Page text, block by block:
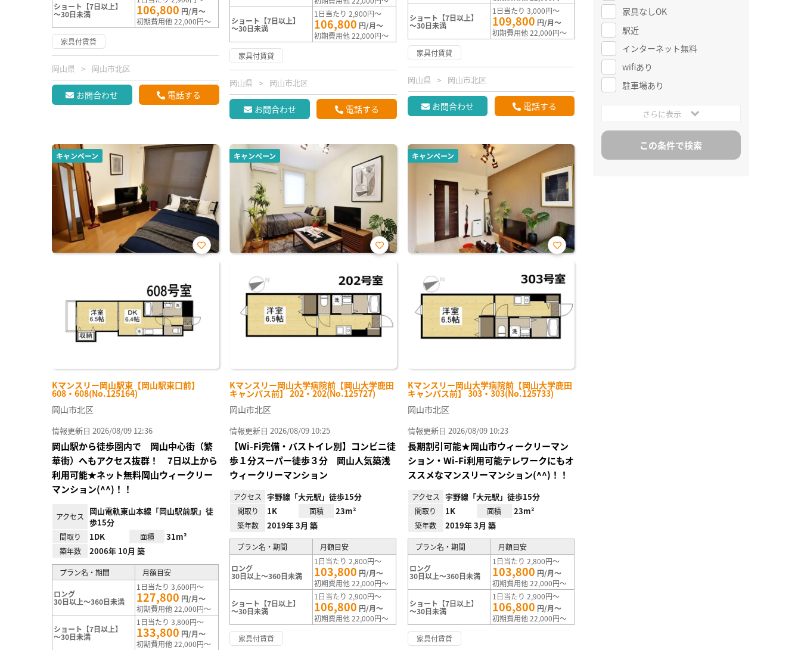
ショート【7日以上】
～30日未満 106,800 円/月～
初期費用他 22,000円～
家具付賃貸
岡山県 岡山市北区
お問合わせ 電話する
ショート【7日以上】
～30日未満
1日当たり 2,900円～
106,800 円/月～
初期費用他 22,000円～
家具付賃貸
岡山県 岡山市北区
お問合わせ 電話する
ショート【7日以上】
～30日未満
1日当たり 3,000円～
109,800 円/月～
初期費用他 22,000円～
家具付賃貸
岡山県 岡山市北区
お問合わせ 電話する
キャンペーン
Kマンスリー岡山駅東【岡山駅東口前】
608・608(No.125164)
お気
岡山市北区
情報更新日 2026/08/09 12:36
岡山駅から徒歩圏内で 岡山中心街（繁
華街）へもアクセス抜群！ 7日以上から
利用可能★ネット無料岡山ウィークリー
マンション(^^)！！
アクセス
岡山電軌東山本線「岡山駅前駅」徒
歩15分
間取り 1DK 面積 31m²
築年数 2006年 10月 築
プラン名・期間 月額目安
ロング
30日以上～360日未満
1日当たり 3,600円～
127,800 円/月～
初期費用他 22,000円～
ショート【7日以上】
～30日未満
1日当たり 3,800円～
133,800 円/月～
初期費用他 22,000円～
キャンペーン
Kマンスリー岡山大学病院前【岡山大学鹿田
キャンパス前】 202・202(No.125727)
お気
り登
録
岡山市北区
情報更新日 2026/08/09 10:25
【Wi-Fi完備・バストイレ別】コンビニ徒
歩１分スーパー徒歩３分 岡山人気築浅
ウィークリーマンション
アクセス 宇野線「大元駅」徒歩15分
間取り 1K 面積 23m²
築年数 2019年 3月 築
プラン名・期間 月額目安
ロング
30日以上～360日未満
1日当たり 2,800円～
103,800 円/月～
初期費用他 22,000円～
ショート【7日以上】
～30日未満
1日当たり 2,900円～
106,800 円/月～
初期費用他 22,000円～
家具付賃貸
キャンペーン
Kマンスリー岡山大学病院前【岡山大学鹿田
キャンパス前】 303・303(No.125733)
お気
り登
録
岡山市北区
情報更新日 2026/08/09 10:23
長期割引可能★岡山市ウィークリーマン
ション・Wi-Fi利用可能テレワークにもオ
ススメなマンスリーマンション(^^)！！
アクセス 宇野線「大元駅」徒歩15分
間取り 1K 面積 23m²
築年数 2019年 3月 築
プラン名・期間 月額目安
ロング
30日以上～360日未満
1日当たり 2,800円～
103,800 円/月～
初期費用他 22,000円～
ショート【7日以上】
～30日未満
1日当たり 2,900円～
106,800 円/月～
初期費用他 22,000円～
家具付賃貸
家具なしOK
駅近
インターネット無料
wifiあり
駐車場あり
さらに表示